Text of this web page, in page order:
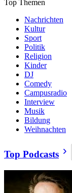
Top Themen
Nachrichten
Kultur
Sport
Politik
Religion
Kinder
DJ
Comedy
Campusradio
Interview
Musik
Bildung
Weihnachten
Top Podcasts